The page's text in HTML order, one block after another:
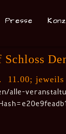
Presse
jeweils
alle-